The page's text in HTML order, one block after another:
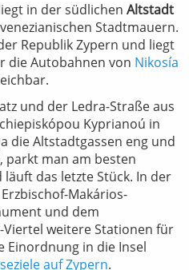
in der südlichen Altstadt
Stadtmauern.
Republik Zypern und liegt
die Autobahnen von Nikosía
und der Ledra-Straße aus
Kyprianoú in
die Altstadtgassen eng und
man am besten
das letzte Stück. In der
Makários-
und dem
weitere Stationen für
Einordnung in die Insel
auf Zypern.